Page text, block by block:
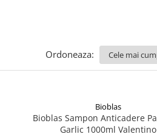
Ordoneaza:
Bioblas
Bioblas Sampon Anticadere
Garlic 1000ml Valentino